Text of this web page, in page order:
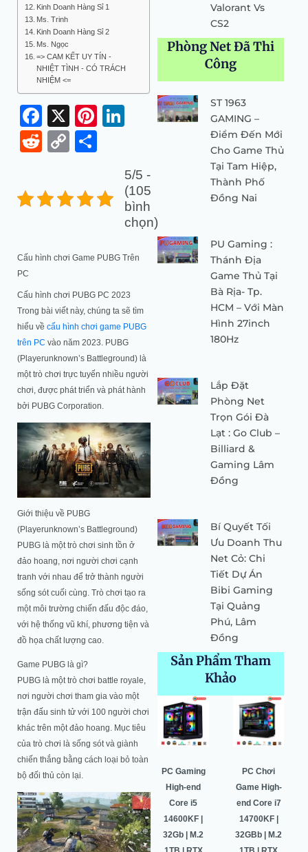
Kinh Doanh Hàng Sỉ 1
Ms. Trinh
Kinh Doanh Hàng Sỉ 2
Ms. Ngọc
=> CAM KẾT UY TÍN -
NHIỆT TÌNH - CÓ TRÁCH
NHIỆM <=
Facebook
X Pinterest
LinkedIn
RedditCopy
5/5 -
(105
bình
chọn)
Cấu hình chơi Game PUBG Trên
PC
Cấu hình chơi PUBG PC 2023
Trong bài viết này, chúng ta sẽ tìm
hiểu về cấu hình chơi game PUBG
trên PC vào năm 2023. PUBG
(Playerunknown’s Battleground) là
một trò chơi trực tuyến nhiều người
chơi, được phát triển và phát hành
bởi PUBG Corporation.
Giới thiệu về PUBG
(Playerunknown’s Battleground)
PUBG là một trò chơi sinh tồn ở
đảo hoang, nơi người chơi cạnh
tranh với nhau để trở thành người
sống sót cuối cùng. Trò chơi tạo ra
một môi trường chiến đấu độc đáo,
với hệ thống vũ khí, phương tiện và
đồ họa chất lượng cao.
Game PUBG là gì?
PUBG là một trò chơi battle royale,
nơi người chơi tham gia vào một
trận đấu sinh tử với 100 người chơi
khác trên một đảo hoang. Mục tiêu
của trò chơi là sống sót và giành
chiến thắng bằng cách loại bỏ toàn
bộ đối thủ còn lại.
Valorant Vs
CS2
Phòng Net Đã Thi
Công
ST 1963
GAMING –
Điểm Đến Mới
Cho Game Thủ
Tại Tam Hiệp,
Thành Phố
Đồng Nai
PU Gaming :
Thánh Địa
Game Thủ Tại
Bà Rịa- Tp.
HCM – Với Màn
Hình 27inch
180Hz
Lắp Đặt
Phòng Net
Trọn Gói Đà
Lạt : Go Club –
Billiard &
Gaming Lâm
Đồng
Bí Quyết Tối
Ưu Doanh Thu
Net Cỏ: Chi
Tiết Dự Án
Bibi Gaming
Tại Quảng
Phú, Lâm
Đồng
Sản Phẩm Tham
Khảo
PC Gaming
i5 10400F |
8Gb | M.2
256Gb | RX
Core i7
14700K |
32G | M.2
Giá
gốc
là:
64.500.000 ₫.
Giá
hiện
tại
là:
60.987.000 ₫.
PC Gaming
High-end
Core i5
14600KF |
32Gb | M.2
Giá
gốc
là:
52.549.000 ₫.
Giá
hiện
tại
là:
50.443.000 ₫.
PC Chơi
Game High-
end Core i7
14700KF |
32GBb | M.2
Giá
gốc
là:
52.530.000 ₫.
Giá
hiện
tại
là: